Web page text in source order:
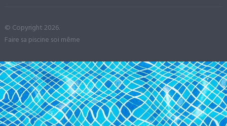
© Copyright 2026.
Faire sa piscine soi même